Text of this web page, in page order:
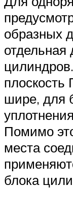
образных
отдельная
плоскость
шире, для
Помимо
места
блока